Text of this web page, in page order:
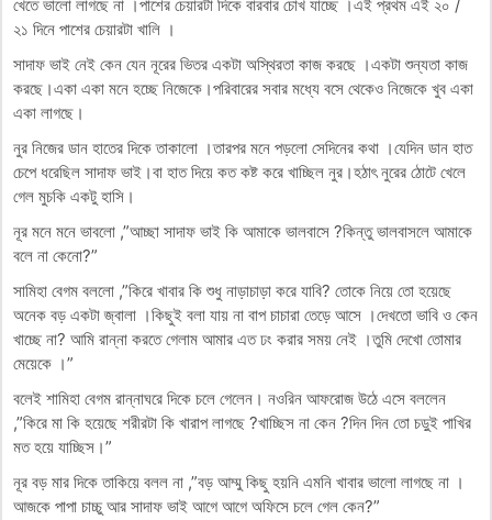
খেতে ভালো লাগছে না ।পাশের চেয়ারটা দিকে বারবার চোখ যাচ্ছে ।এই প্রথম এই ২০ /
২১ দিনে পাশের চেয়ারটা খালি ।
সাদাফ ভাই নেই কেন যেন নূরের ভিতর একটা অস্থিরতা কাজ করছে ।একটা শুন্যতা কাজ
করছে।একা একা মনে হচ্ছে নিজেকে।পরিবারের সবার মধ্যে বসে থেকেও নিজেকে খুব একা
একা লাগছে।
নুর নিজের ডান হাতের দিকে তাকালো ।তারপর মনে পড়লো সেদিনের কথা ।যেদিন ডান হাত
চেপে ধরেছিল সাদাফ ভাই।বা হাত দিয়ে কত কষ্ট করে খাচ্ছিল নুর।হঠাৎ নুরের ঠোটে খেলে
গেল মুচকি একটু হাসি।
নূর মনে মনে ভাবলো ,”আচ্ছা সাদাফ ভাই কি আমাকে ভালবাসে ?কিন্তু ভালবাসলে আমাকে
বলে না কেনো?”
সামিহা বেগম বললো ,”কিরে খাবার কি শুধু নাড়াচাড়া করে যাবি? তোকে নিয়ে তো হয়েছে
অনেক বড় একটা জ্বালা ।কিছুই বলা যায় না বাপ চাচারা তেড়ে আসে ।দেখতো ভাবি ও কেন
খাচ্ছে না? আমি রান্না করতে গেলাম আমার এত ঢং করার সময় নেই ।তুমি দেখো তোমার
মেয়েকে ।”
বলেই শামিহা বেগম রান্নাঘরে দিকে চলে গেলেন। নওরিন আফরোজ উঠে এসে বললেন
,”কিরে মা কি হয়েছে শরীরটা কি খারাপ লাগছে ?খাচ্ছিস না কেন ?দিন দিন তো চড়ুই পাখির
মত হয়ে যাচ্ছিস।”
নূর বড় মার দিকে তাকিয়ে বলল না ,”বড় আম্মু কিছু হয়নি এমনি খাবার ভালো লাগছে না ।
আজকে পাপা চাচ্চু আর সাদাফ ভাই আগে আগে অফিসে চলে গেল কেন?”